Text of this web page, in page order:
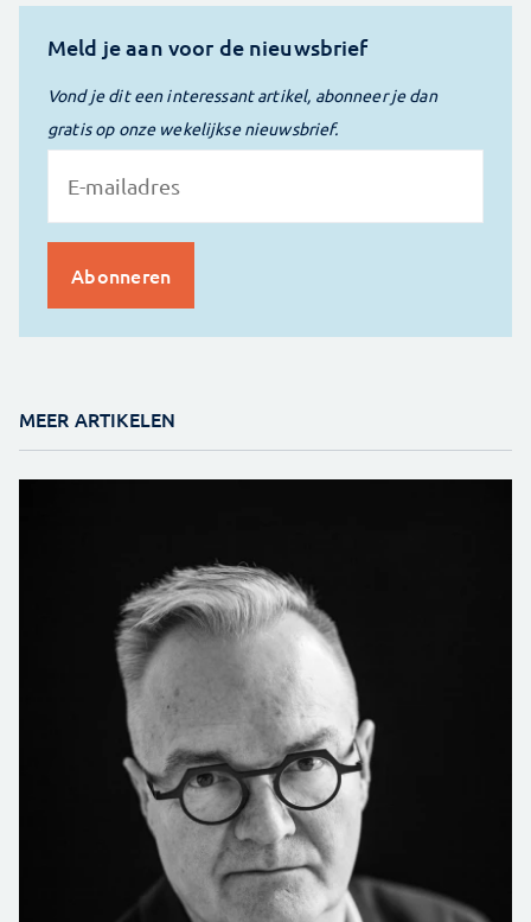
Meld je aan voor de nieuwsbrief
Vond je dit een interessant artikel, abonneer je dan
gratis op onze wekelijkse nieuwsbrief.
MEER ARTIKELEN